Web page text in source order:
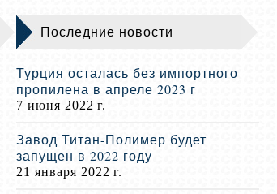
Последние новости
Турция осталась без импортного
пропилена в апреле 2023 г
7 июня 2022 г.
Завод Титан-Полимер будет
запущен в 2022 году
21 января 2022 г.